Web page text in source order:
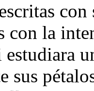
con la
estudiara
sus